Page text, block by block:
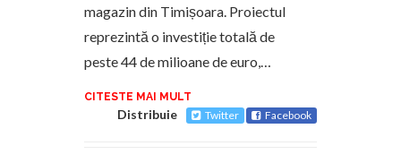
magazin din Timișoara. Proiectul
reprezintă o investiție totală de
peste 44 de milioane de euro,…
CITESTE MAI MULT
Distribuie Twitter Facebook